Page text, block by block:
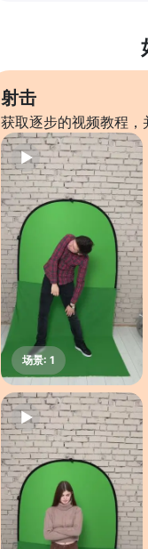
射击
获取逐步的视频教程，